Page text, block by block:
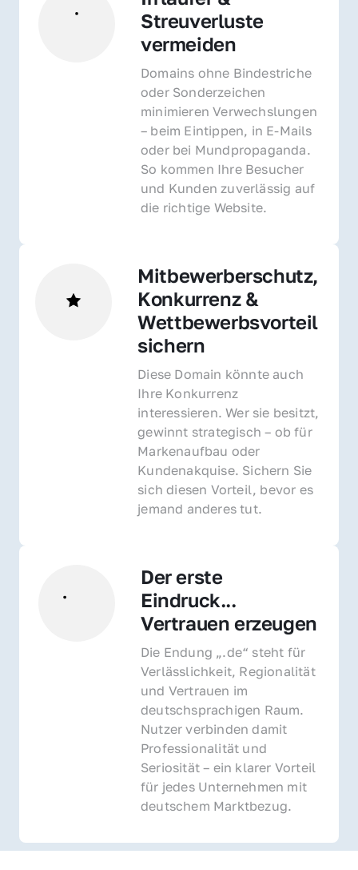
Streuverluste
vermeiden
Domains ohne Bindestriche
oder Sonderzeichen
minimieren Verwechslungen
– beim Eintippen, in E-Mails
oder bei Mundpropaganda.
So kommen Ihre Besucher
und Kunden zuverlässig auf
die richtige Website.
Mitbewerberschutz,
Konkurrenz &
Wettbewerbsvorteil
sichern
Diese Domain könnte auch
Ihre Konkurrenz
interessieren. Wer sie besitzt,
gewinnt strategisch – ob für
Markenaufbau oder
Kundenakquise. Sichern Sie
sich diesen Vorteil, bevor es
jemand anderes tut.
Der erste
Eindruck...
Vertrauen erzeugen
Die Endung „.de“ steht für
Verlässlichkeit, Regionalität
und Vertrauen im
deutschsprachigen Raum.
Nutzer verbinden damit
Professionalität und
Seriosität – ein klarer Vorteil
für jedes Unternehmen mit
deutschem Marktbezug.